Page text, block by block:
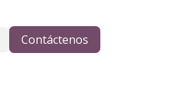
Contáctenos